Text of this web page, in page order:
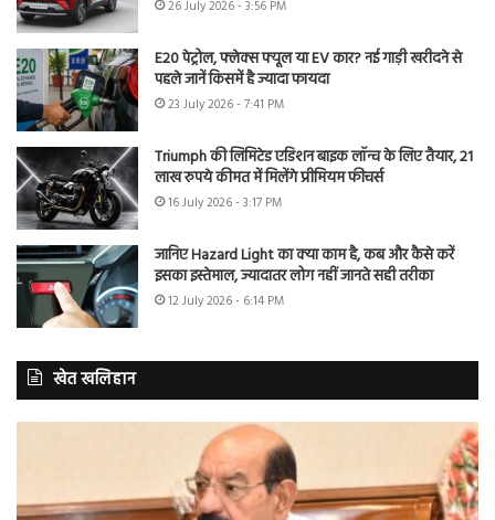
26 July 2026 - 3:56 PM
E20 पेट्रोल, फ्लेक्स फ्यूल या EV कार? नई गाड़ी खरीदने से
पहले जानें किसमें है ज्यादा फायदा
23 July 2026 - 7:41 PM
Triumph की लिमिटेड एडिशन बाइक लॉन्च के लिए तैयार, 21
लाख रुपये कीमत में मिलेंगे प्रीमियम फीचर्स
16 July 2026 - 3:17 PM
जानिए Hazard Light का क्या काम है, कब और कैसे करें
इसका इस्तेमाल, ज्यादातर लोग नहीं जानते सही तरीका
12 July 2026 - 6:14 PM
खेत खलिहान